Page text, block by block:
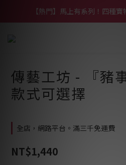
【熱門】馬上有系列！四種
【熱門】馬上有系列！四種
【補貨通知】悟道齊天
傳藝工坊 - 『豬
款式可選擇
全店，網路平台。滿三千免運費
NT$1,440